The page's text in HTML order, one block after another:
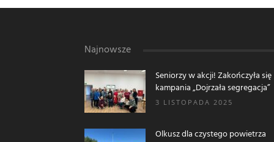
Najnowsze
Seniorzy w akcji! Zakończyła się
kampania „Dojrzała segregacja”
3 LISTOPADA 2025
Olkusz dla czystego powietrza